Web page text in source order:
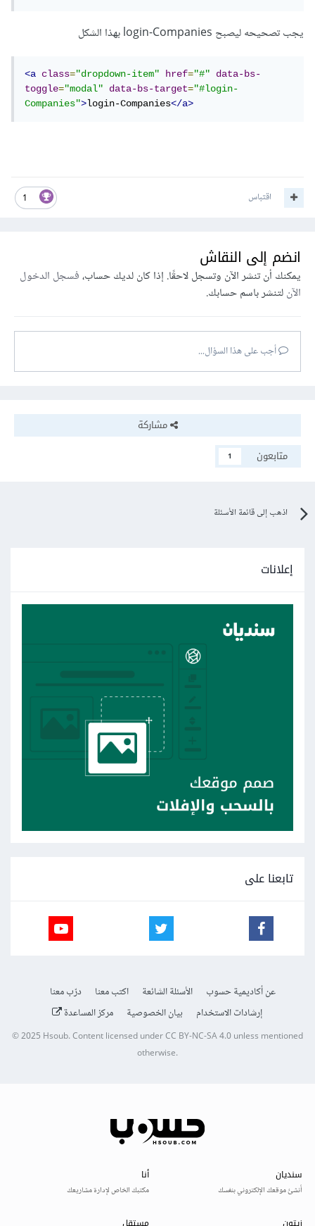
يجب تصحيحه ليصبح login-Companies بهذا الشكل
<a class="dropdown-item" href="#"
data-bs-
toggle="modal" data-bs-target="#login-
Companies">login-Companies</a>
1 اقتباس
انضم إلى النقاش
يمكنك أن تنشر الآن وتسجل لاحقًا. إذا كان لديك حساب،فسجل الدخول
الآنلتنشر باسم حسابك.
أجب على هذا السؤال...
مشاركة
متابعون
1
اذهب إلى قائمة الأسئلة
إعلانات
تابعنا على
عن أكاديمية حسوب الأسئلة الشائعة اكتب معنا
درّب معنا
إرشادات الاستخدام
بيان الخصوصية مركز المساعدة
© 2025Hsoub.Content licensed underCC BY-NC-SA 4.0unless mentioned
otherwise.